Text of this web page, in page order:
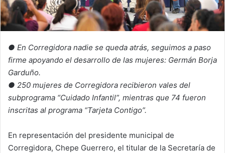
● En Corregidora nadie se queda atrás, seguimos a paso
firme apoyando el desarrollo de las mujeres: Germán Borja
Garduño.
● 250 mujeres de Corregidora recibieron vales del
subprograma “Cuidado Infantil”, mientras que 74 fueron
inscritas al programa “Tarjeta Contigo”.
En representación del presidente municipal de
Corregidora, Chepe Guerrero, el titular de la Secretaría de